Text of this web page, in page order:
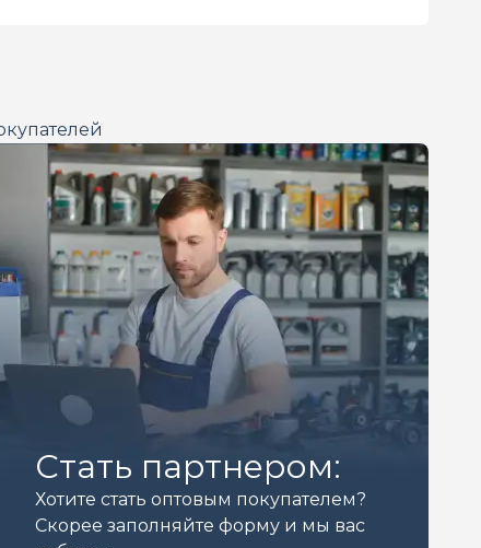
Стать партнером:
Хотите стать оптовым покупателем?
Скорее заполняйте форму и мы вас